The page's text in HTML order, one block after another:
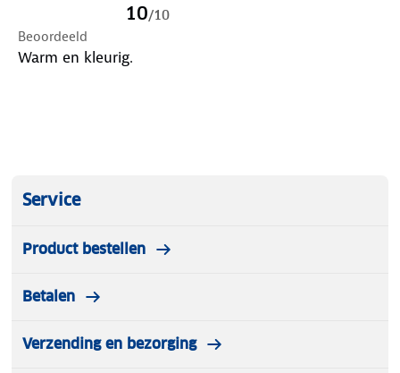
10/10
Beoordeeld
Warm en kleurig.
Service
Product bestellen
Betalen
Verzending en bezorging